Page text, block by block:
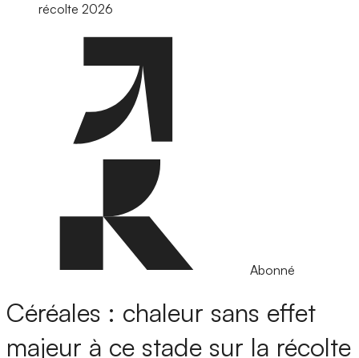
récolte 2026
Abonné
Céréales : chaleur sans effet
majeur à ce stade sur la récolte